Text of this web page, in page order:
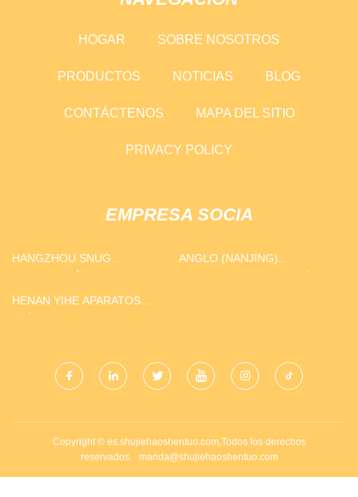
HOGAR SOBRE NOSOTROS
PRODUCTOS NOTICIAS BLOG
CONTÁCTENOS MAPA DEL SITIO
PRIVACY POLICY
EMPRESA SOCIA
HANGZHOU SNUG
EXPORTACIÓN CO.,
LIMITADO
ANGLO (NANJING)
HENAN YIHE APARATOS
Copyright © es.shujiehaoshentuo.com,Todos los derechos
reservados. manda@shujiehaoshentuo.com